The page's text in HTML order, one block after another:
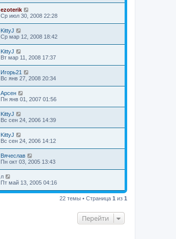
ezoterik
Ср июл 30, 2008 22:28
KittyJ
Ср мар 12, 2008 18:42
KittyJ
Вт мар 11, 2008 17:37
Игорь21
Вс янв 27, 2008 20:34
Арсен
Пн янв 01, 2007 01:56
KittyJ
Вс сен 24, 2006 14:39
KittyJ
Вс сен 24, 2006 14:12
Вячеслав
Пн окт 03, 2005 13:43
л
Пт май 13, 2005 04:16
22 темы • Страница 1 из 1
Перейти